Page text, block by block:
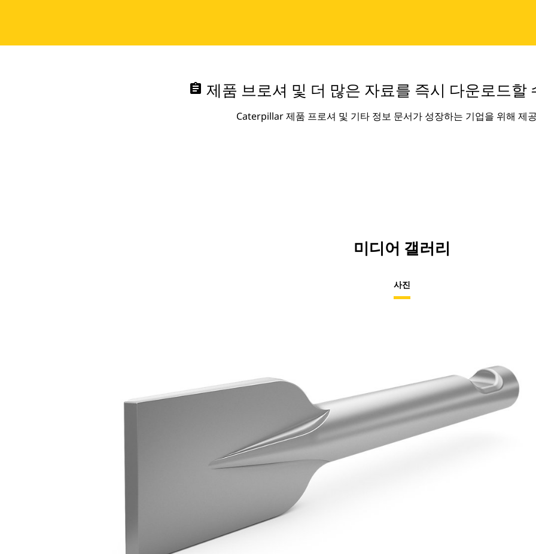
assignment 제품 브로셔 및 더 많은 자료를 즉시 다운로드할
Caterpillar 제품 프로셔 및 기타 정보 문서가 성장하는 기업을 위해 제
미디어 갤러리
사진